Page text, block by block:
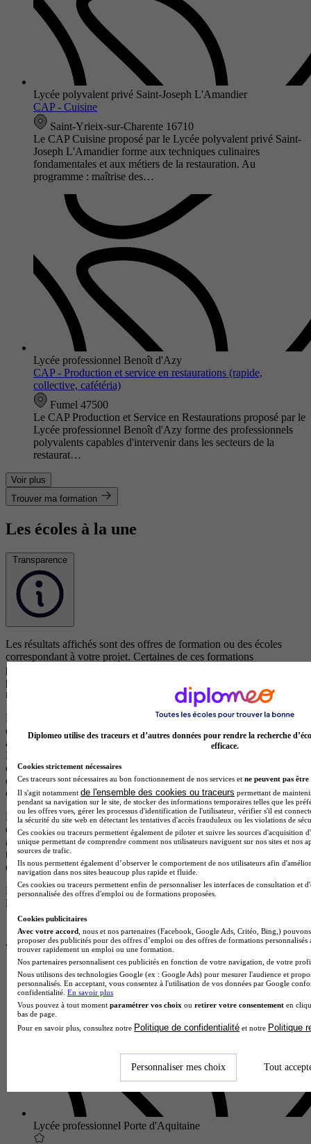
Lycée polyvalent privé Saint-Joseph L'Amandier
CAP - Cuisine
Saint-Yrieix-sur-Charente 16710
Le CAP Cuisine proposé par le Lycée polyvalent privé Saint-
Joseph L'Amandier forme aux techniques culinaires
fondamentales et aux métiers de la restauration. Au
programme : maîtrise des…
Lycée professionnel Benoît d'Azy
CAP - Production et service en restaurations (rapide,
collective, cafétéria)
Fumel 47500
Le CAP Production et Service en Restaurations proposé par le
Lycée professionnel Benoît d'Azy forme des professionnels
polyvalents capables d'intervenir dans les secteurs de la
restaurat…
Voir plus
Trouver ma formation
Les écoles à la une
Transparence
Les résultats affichés sont des offres de formation ou des écoles
correspondant à votre projet. Certaines de ces formations
proviennent d’écoles partenaires qui rémunèrent notre plateforme
pour chaque demande d’information générée. Cela nous permet de
maintenir un service gratuit et accessible à tous les utilisateurs.
Les offres de formation issues d’écoles partenaires (clients) sont
d’abord classées selon leur pertinence par rapport à votre recherche,
afin de vous proposer les formations les plus adaptées à vos besoins.
En cas de pertinence équivalente, les résultats sont ensuite ordonnés
en fonction d’un scoring précis qui met en avant les écoles qui
disposent d’éléments de visibilité, d’avis positifs et de campagnes en
cours.
Les formations proposées par des centres non partenaires (non
clients), qui ne versent aucune rémunération à notre plateforme,
apparaissent après celles des centres partenaires et sont également
triées par pertinence. Elles sont reconnaissables par le fait qu’elles ne
disposent pas de logos.
Pour plus d’informations, consultez nosrègles de fonctionnement de
la plateforme.
Lycée professionnel Porte d'Aquitaine
Diplomeo utilise des traceurs et d’autres données pour rendre la recherche
efficace.
Cookies strictement nécessaires
Ces traceurs sont nécessaires au bon fonctionnement de nos services et ne peuvent pas être
Il s'agit notamment de l'ensemble des cookies ou traceurs permettant de
pendant sa navigation sur le site, de stocker des informations temporaires telles que les
ou les offres vues, gérer les processus d'identification de l'utilisateur, vérifier s'il est
la sécurité du site web en détectant les tentatives d'accès frauduleux ou les violations de
Ces cookies ou traceurs permettent également de piloter et suivre les sources d'acquisition
unique permettant de comprendre comment nos utilisateurs naviguent sur nos sites et nos
sources de trafic.
Ils nous permettent également d’observer le comportement de nos utilisateurs afin
navigation dans nos sites beaucoup plus rapide et fluide.
Ces cookies ou traceurs permettent enfin de personnaliser les interfaces de consultation et
personnalisée des offres d'emploi ou de formations proposées.
Cookies publicitaires
Avec votre accord , nous et nos partenaires (Facebook, Google Ads, Critéo, Bing,)
proposer des publicités pour des offres d’emploi ou des offres de formations
trouver rapidement un emploi ou une formation.
Nos partenaires personnalisent ces publicités en fonction de votre navigation, de votre
Nous utilisons des technologies Google (ex : Google Ads) pour mesurer l'audience et
personnalisés. En acceptant, vous consentez à l'utilisation de vos données par Google
confidentialité. En savoir plus
Vous pouvez à tout moment paramétrer vos choix ou retirer votre consentement en
bas de page.
Pour en savoir plus, consultez notre Politique de confidentialité et notre Politique
Personnaliser mes choix Tout